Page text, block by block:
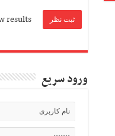
results
ورود سریع